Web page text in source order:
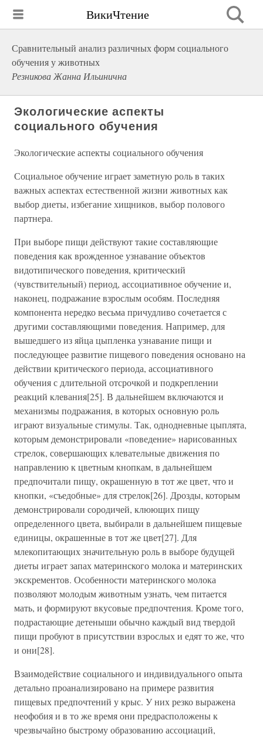
ВикиЧтение
Сравнительный анализ различных форм социального
обучения у животных
Резникова Жанна Ильинична
Экологические аспекты
социального обучения
Экологические аспекты социального обучения
Социальное обучение играет заметную роль в таких
важных аспектах естественной жизни животных как
выбор диеты, избегание хищников, выбор полового
партнера.
При выборе пищи действуют такие составляющие
поведения как врожденное узнавание объектов
видотипического поведения, критический
(чувствительный) период, ассоциативное обучение и,
наконец, подражание взрослым особям. Последняя
компонента нередко весьма причудливо сочетается с
другими составляющими поведения. Например, для
вышедшего из яйца цыпленка узнавание пищи и
последующее развитие пищевого поведения основано на
действии критического периода, ассоциативного
обучения с длительной отсрочкой и подкреплении
реакций клевания[25]. В дальнейшем включаются и
механизмы подражания, в которых основную роль
играют визуальные стимулы. Так, однодневные цыплята,
которым демонстрировали «поведение» нарисованных
стрелок, совершающих клевательные движения по
направлению к цветным кнопкам, в дальнейшем
предпочитали пищу, окрашенную в тот же цвет, что и
кнопки, «съедобные» для стрелок[26]. Дрозды, которым
демонстрировали сородичей, клюющих пищу
определенного цвета, выбирали в дальнейшем пищевые
единицы, окрашенные в тот же цвет[27]. Для
млекопитающих значительную роль в выборе будущей
диеты играет запах материнского молока и материнских
экскрементов. Особенности материнского молока
позволяют молодым животным узнать, чем питается
мать, и формируют вкусовые предпочтения. Кроме того,
подрастающие детеныши обычно каждый вид твердой
пищи пробуют в присутствии взрослых и едят то же, что
и они[28].
Взаимодействие социального и индивидуального опыта
детально проанализировано на примере развития
пищевых предпочтений у крыс. У них резко выражена
неофобия и в то же время они предрасположены к
чрезвычайно быстрому образованию ассоциаций,